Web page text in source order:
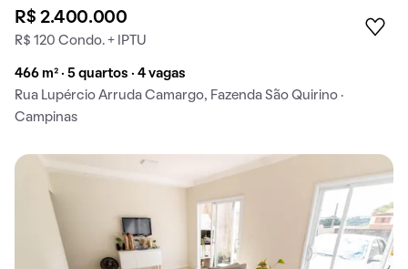
R$ 2.400.000
R$ 120 Condo. + IPTU
466 m² · 5 quartos · 4 vagas
Rua Lupércio Arruda Camargo, Fazenda São Quirino ·
Campinas